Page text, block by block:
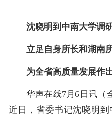
沈晓明到中南大学调
立足自身所长和湖南
为全省高质量发展作
华声在线7月6日讯（
近日，省委书记沈晓明